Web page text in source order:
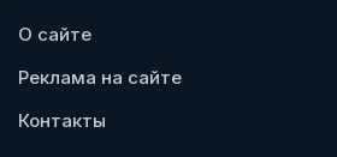
О сайте
Реклама на сайте
Контакты